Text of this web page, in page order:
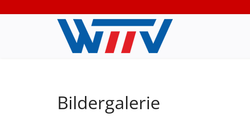
Bildergalerie